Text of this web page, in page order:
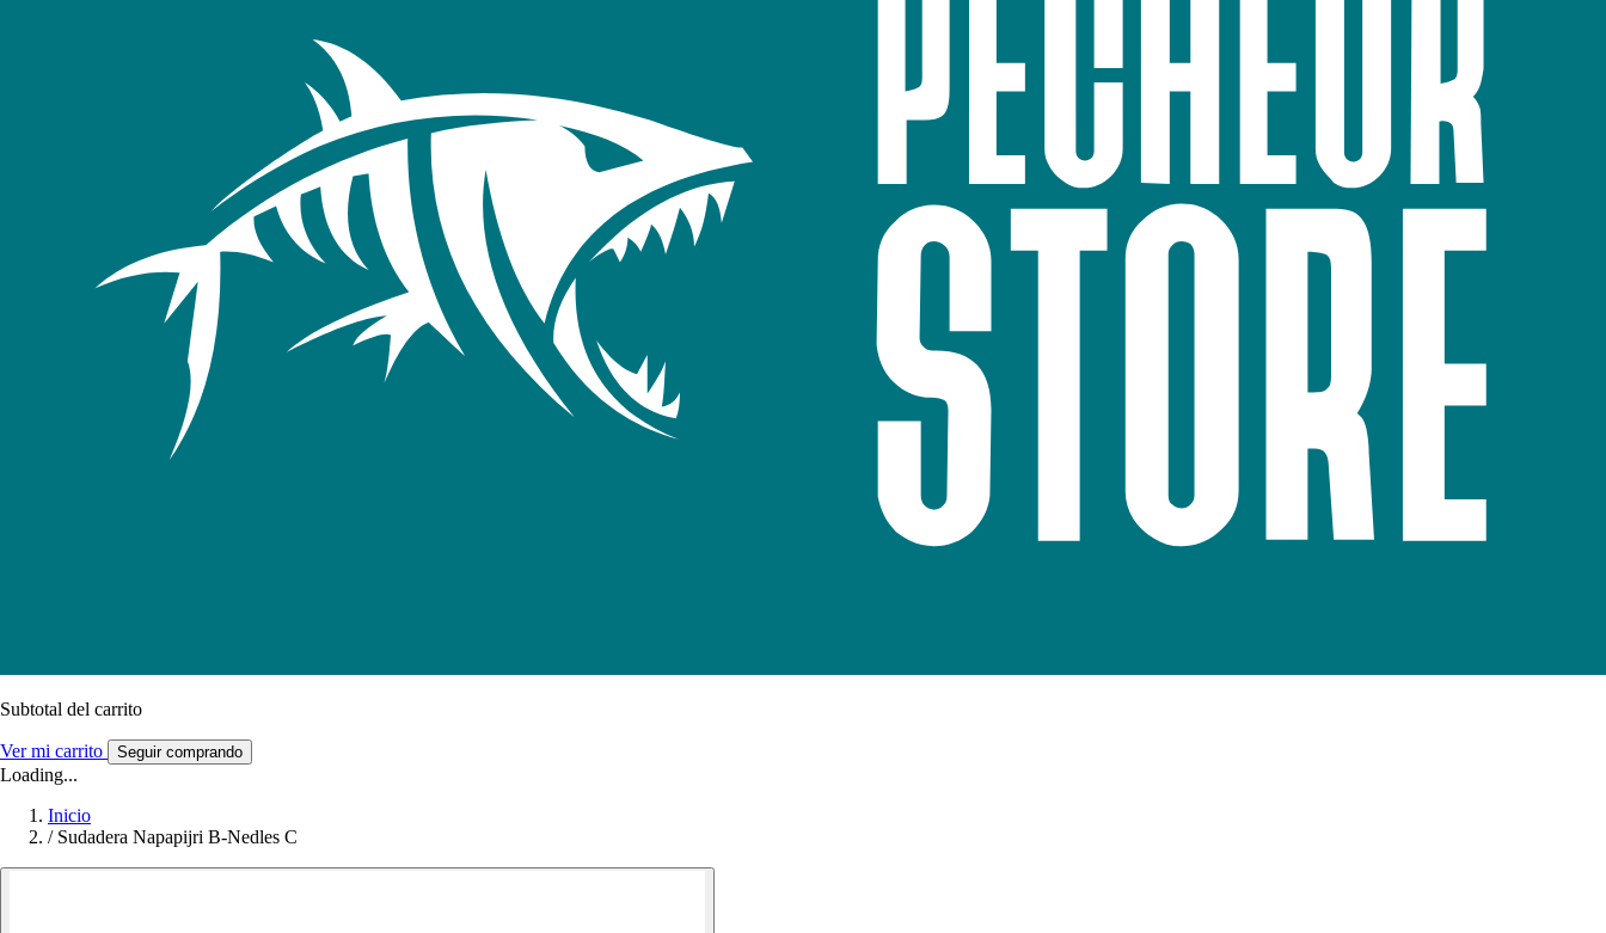
Subtotal del carrito
Ver mi carrito Seguir comprando
Loading...
Inicio
/ Sudadera Napapijri B-Nedles C